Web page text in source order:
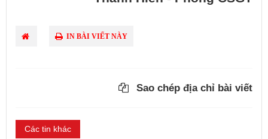
IN BÀI VIẾT NÀY
Sao chép địa chỉ bài viết
Các tin khác